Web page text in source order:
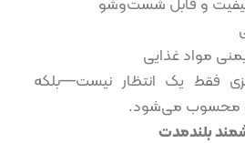
و قابل شست‌وشو
مواد غذایی
فقط یک انتظار نیست—بلکه
محسوب می‌شود.
بلندمدت